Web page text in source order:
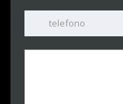
telefono